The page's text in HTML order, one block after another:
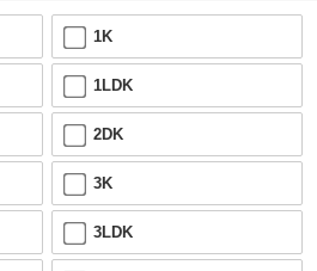
1K
1LDK
2DK
3K
3LDK